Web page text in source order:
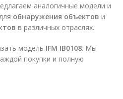
аналогичные модели и
обнаружения объектов и
в различных отраслях.
модель IFM IB0108. Мы
покупки и полную